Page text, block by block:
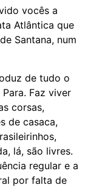
vocês a
Atlântica que
Santana, num
de tudo o
Faz viver
corsas,
de casaca,
lá, são livres.
regular e a
por falta de